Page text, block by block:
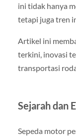
ini tidak hanya
tetapi juga tren
Artikel ini
terkini, inovasi
transportasi
Sejarah dan
Sepeda motor